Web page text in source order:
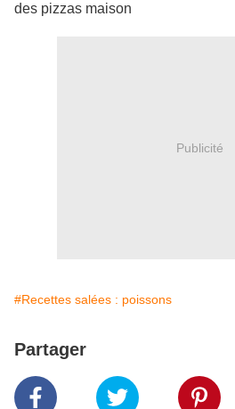
des pizzas maison
Publicité
#Recettes salées : poissons
Partager